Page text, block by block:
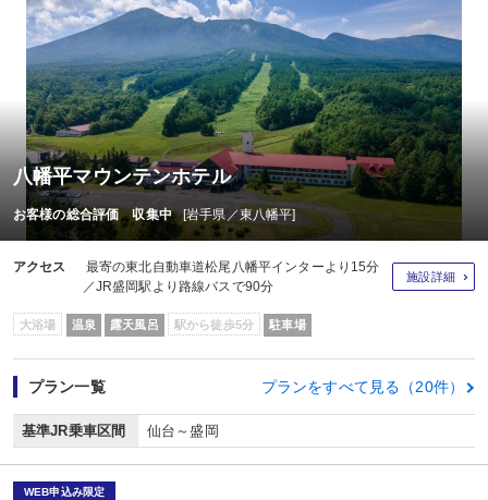
八幡平マウンテンホテル
お客様の総合評価 収集中 [岩手県／東八幡平]
アクセス
最寄の東北自動車道松尾八幡平インターより15分
／JR盛岡駅より路線バスで90分
施設詳細
大浴場 温泉 露天風呂 駅から徒歩5分 駐車場
プラン一覧 プランをすべて見る（20件）
基準JR乗車区間 仙台～盛岡
WEB申込み限定